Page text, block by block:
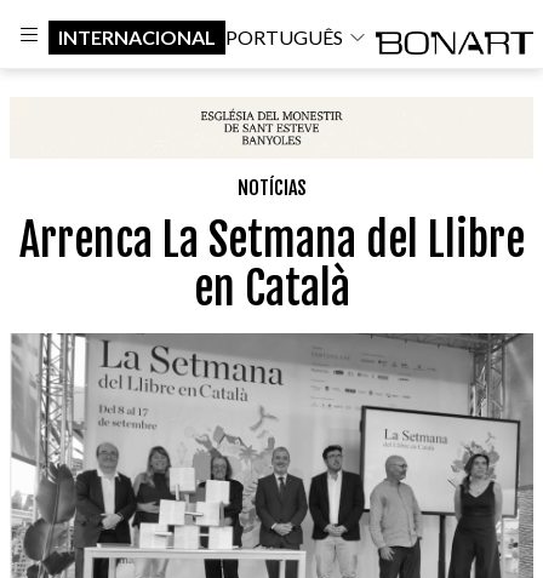
INTERNACIONAL PORTUGUÊS
NOTÍCIAS
Arrenca La Setmana del Llibre
en Català